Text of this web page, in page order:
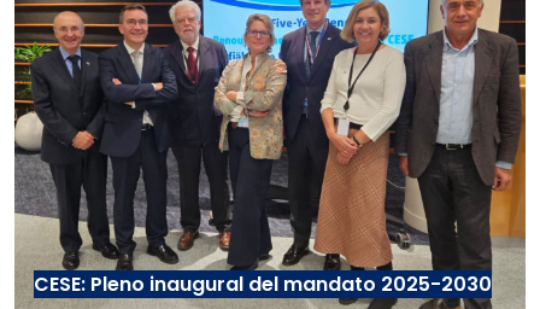
CESE: Pleno inaugural del mandato 2025-2030